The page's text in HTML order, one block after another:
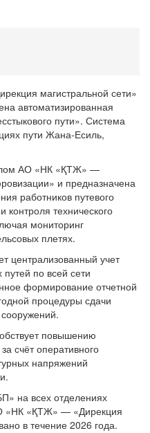
магистральной сети»
автоматизированная
пути». Система
пути Жана-Есиль,
АО «НК «ҚТЖ» —
и предназначена
работников путевого
контроля технического
мониторинг
плетях.
централизованный учет
по всей сети
формирование отчетной
процедуры сдачи
повышению
счёт оперативного
напряжений
на всех отделениях
«НК «ҚТЖ» — «Дирекция
в течение 2026 года.